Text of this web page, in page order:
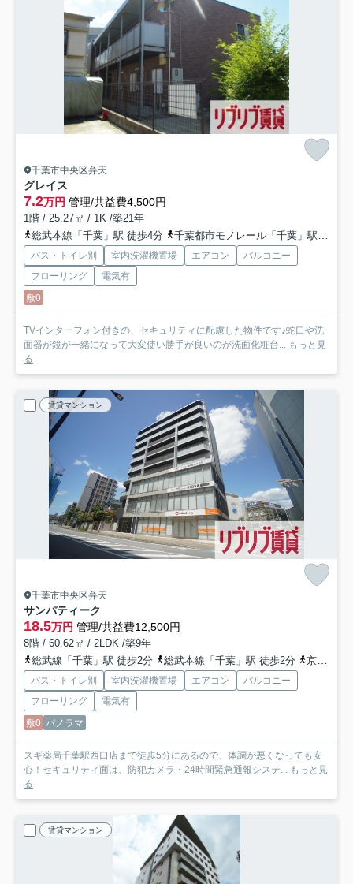
千葉市中央区弁天
グレイス
7.2万円 管理/共益費4,500円
1階 / 25.27㎡ / 1K /築21年
総武本線「千葉」駅 徒歩4分
千葉都市モノレール「千葉」駅 徒歩5分
バス・トイレ別 室内洗濯機置場 エアコン
バルコニー
フローリング
電気有
敷0
TVインターフォン付きの、セキュリティに配慮した物件です♪蛇口や洗
面器が鏡が一緒になって大変使い勝手が良いのが洗面化粧台... もっと見
る
賃貸マンション
千葉市中央区弁天
サンパティーク
18.5万円 管理/共益費12,500円
8階 / 60.62㎡ / 2LDK /築9年
総武線「千葉」駅 徒歩2分
総武本線「千葉」駅 徒歩2分 京成千葉線「京成千葉」駅 徒歩8分
バス・トイレ別 室内洗濯機置場 エアコン
バルコニー
フローリング
電気有
敷0 パノラマ
スギ薬局千葉駅西口店まで徒歩5分にあるので、体調が悪くなっても安
心！セキュリティ面は、防犯カメラ・24時間緊急通報システ... もっと見
る
賃貸マンション